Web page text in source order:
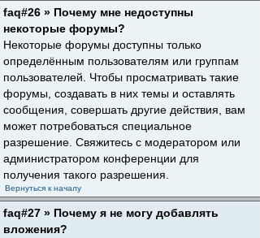
faq#26 » Почему мне недоступны
некоторые форумы?
Некоторые форумы доступны только
определённым пользователям или группам
пользователей. Чтобы просматривать такие
форумы, создавать в них темы и оставлять
сообщения, совершать другие действия, вам
может потребоваться специальное
разрешение. Свяжитесь с модератором или
администратором конференции для
получения такого разрешения.
Вернуться к началу
faq#27 » Почему я не могу добавлять
вложения?